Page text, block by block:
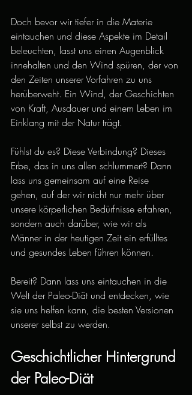
Doch bevor wir tiefer in die Materie
eintauchen und diese Aspekte im Detail
beleuchten, lasst uns einen Augenblick
innehalten und den Wind spüren, der von
den Zeiten unserer Vorfahren zu uns
herüberweht. Ein Wind, der Geschichten
von Kraft, Ausdauer und einem Leben im
Einklang mit der Natur trägt.
Fühlst du es? Diese Verbindung? Dieses
Erbe, das in uns allen schlummert? Dann
lass uns gemeinsam auf eine Reise
gehen, auf der wir nicht nur mehr über
unsere körperlichen Bedürfnisse erfahren,
sondern auch darüber, wie wir als
Männer in der heutigen Zeit ein erfülltes
und gesundes Leben führen können.
Bereit? Dann lass uns eintauchen in die
Welt der Paleo-Diät und entdecken, wie
sie uns helfen kann, die besten Versionen
unserer selbst zu werden.
Geschichtlicher Hintergrund
der Paleo-Diät